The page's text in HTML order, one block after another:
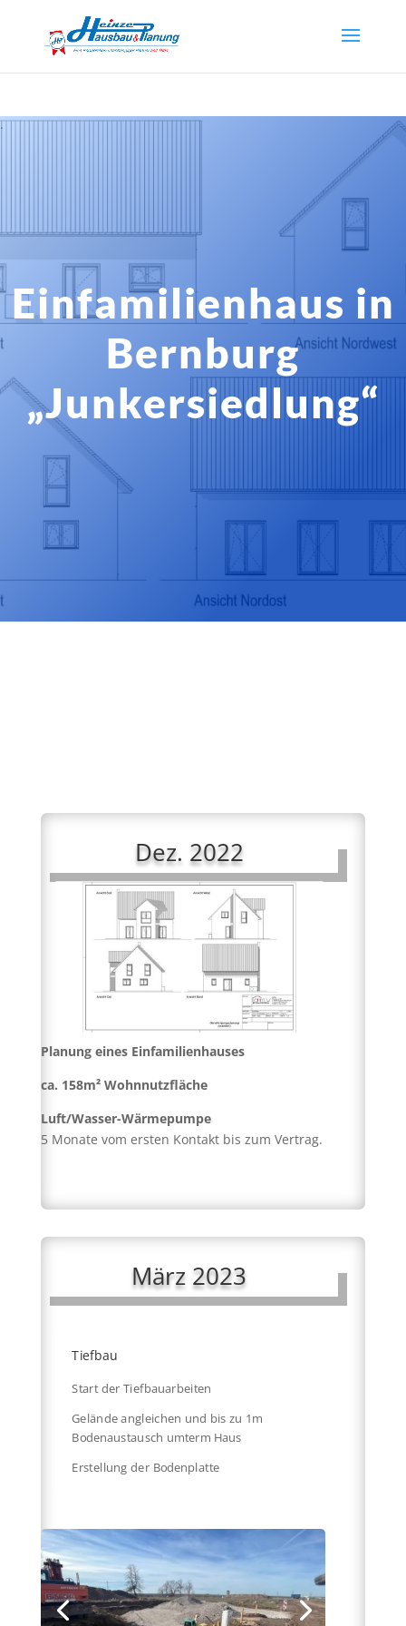
.
Einfamilienhaus in
Bernburg
„Junkersiedlung“
Dez. 2022
Planung eines Einfamilienhauses
ca. 158m² Wohnnutzfläche
Luft/Wasser-Wärmepumpe
5 Monate vom ersten Kontakt bis zum Vertrag.
März 2023
Tiefbau
Start der Tiefbauarbeiten
Gelände angleichen und bis zu 1m
Bodenaustausch umterm Haus
Erstellung der Bodenplatte